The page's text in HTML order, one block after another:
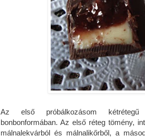
Az első próbálkozásom kétrétegű
bonbonformában. Az első réteg tömény,
málnalekvárból és málnalikőrből, a